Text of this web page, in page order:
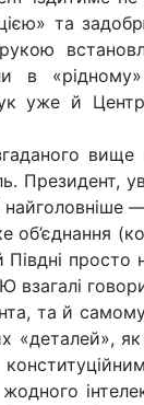
та
в
уже й Центр,
вище
Президент,
об’єднання
Півдні
взагалі
та й
«деталей», як